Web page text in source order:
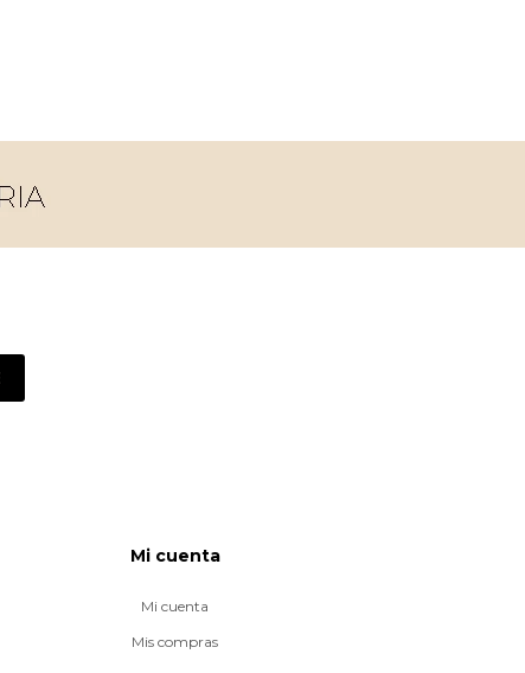
Mi cuenta
Mi cuenta
Mis compras